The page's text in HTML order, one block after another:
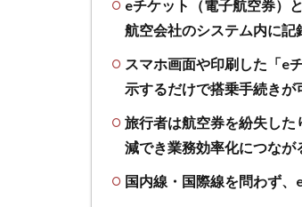
1.1
【eチ
と
は？】
予約情
報を電
子デー
タとし
eチケット（電子航空券）
航空会社のシステム内に記
スマホ画面や印刷した「e
示するだけで搭乗手続きが
旅行者は航空券を紛失した
減でき業務効率化につなが
国内線・国際線を問わず